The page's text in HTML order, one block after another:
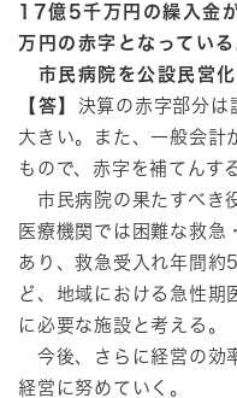
17億5千万円の繰入金
万円の赤字となっている
市民病院を公設民営化
【答】 決算の赤字部分は
大きい。また、一般会計
もので、赤字を補てんす
市民病院の果たすべき
医療機関では困難な救急
あり、救急受入れ年間
ど、地域における急性期
に必要な施設と考える。
今後、さらに経営の効
経営に努めていく。